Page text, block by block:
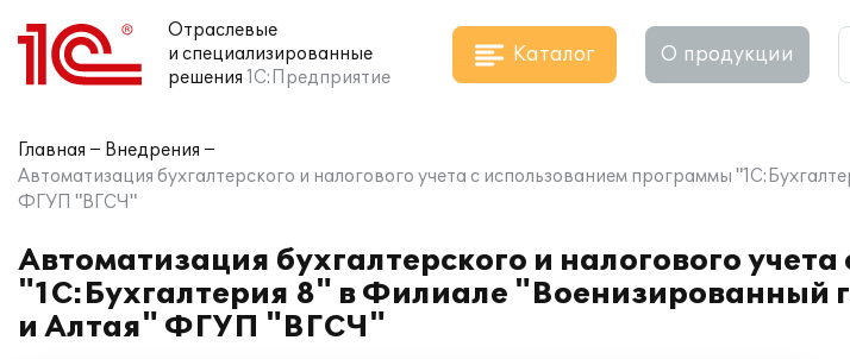
Отраслевые
и специализированные
решения 1С:Предприятие
Каталог О продукции
Главная
Внедрения
Автоматизация бухгалтерского и налогового учета с использованием программы
ФГУП "ВГСЧ"
Автоматизация бухгалтерского и налогового
"1С:Бухгалтерия 8" в Филиале "Военизированный
и Алтая" ФГУП "ВГСЧ"